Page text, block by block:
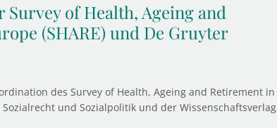
Survey of Health, Ageing and
(SHARE) und De Gruyter
des Survey of Health, Ageing and Retirement in
und Sozialpolitik und der Wissenschaftsverlag